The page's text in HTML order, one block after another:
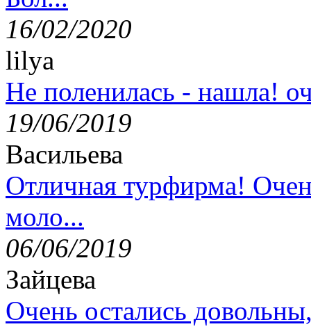
16/02/2020
lilya
Не поленилась - нашла!
19/06/2019
Васильева
Отличная турфирма!
моло...
06/06/2019
Зайцева
Очень остались